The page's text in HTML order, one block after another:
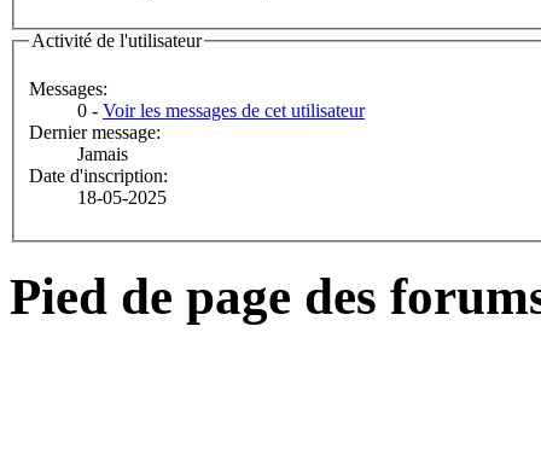
Activité de l'utilisateur
Messages:
0 - Voir les messages de cet utilisateur
Dernier message:
Jamais
Date d'inscription:
18-05-2025
Pied de page des